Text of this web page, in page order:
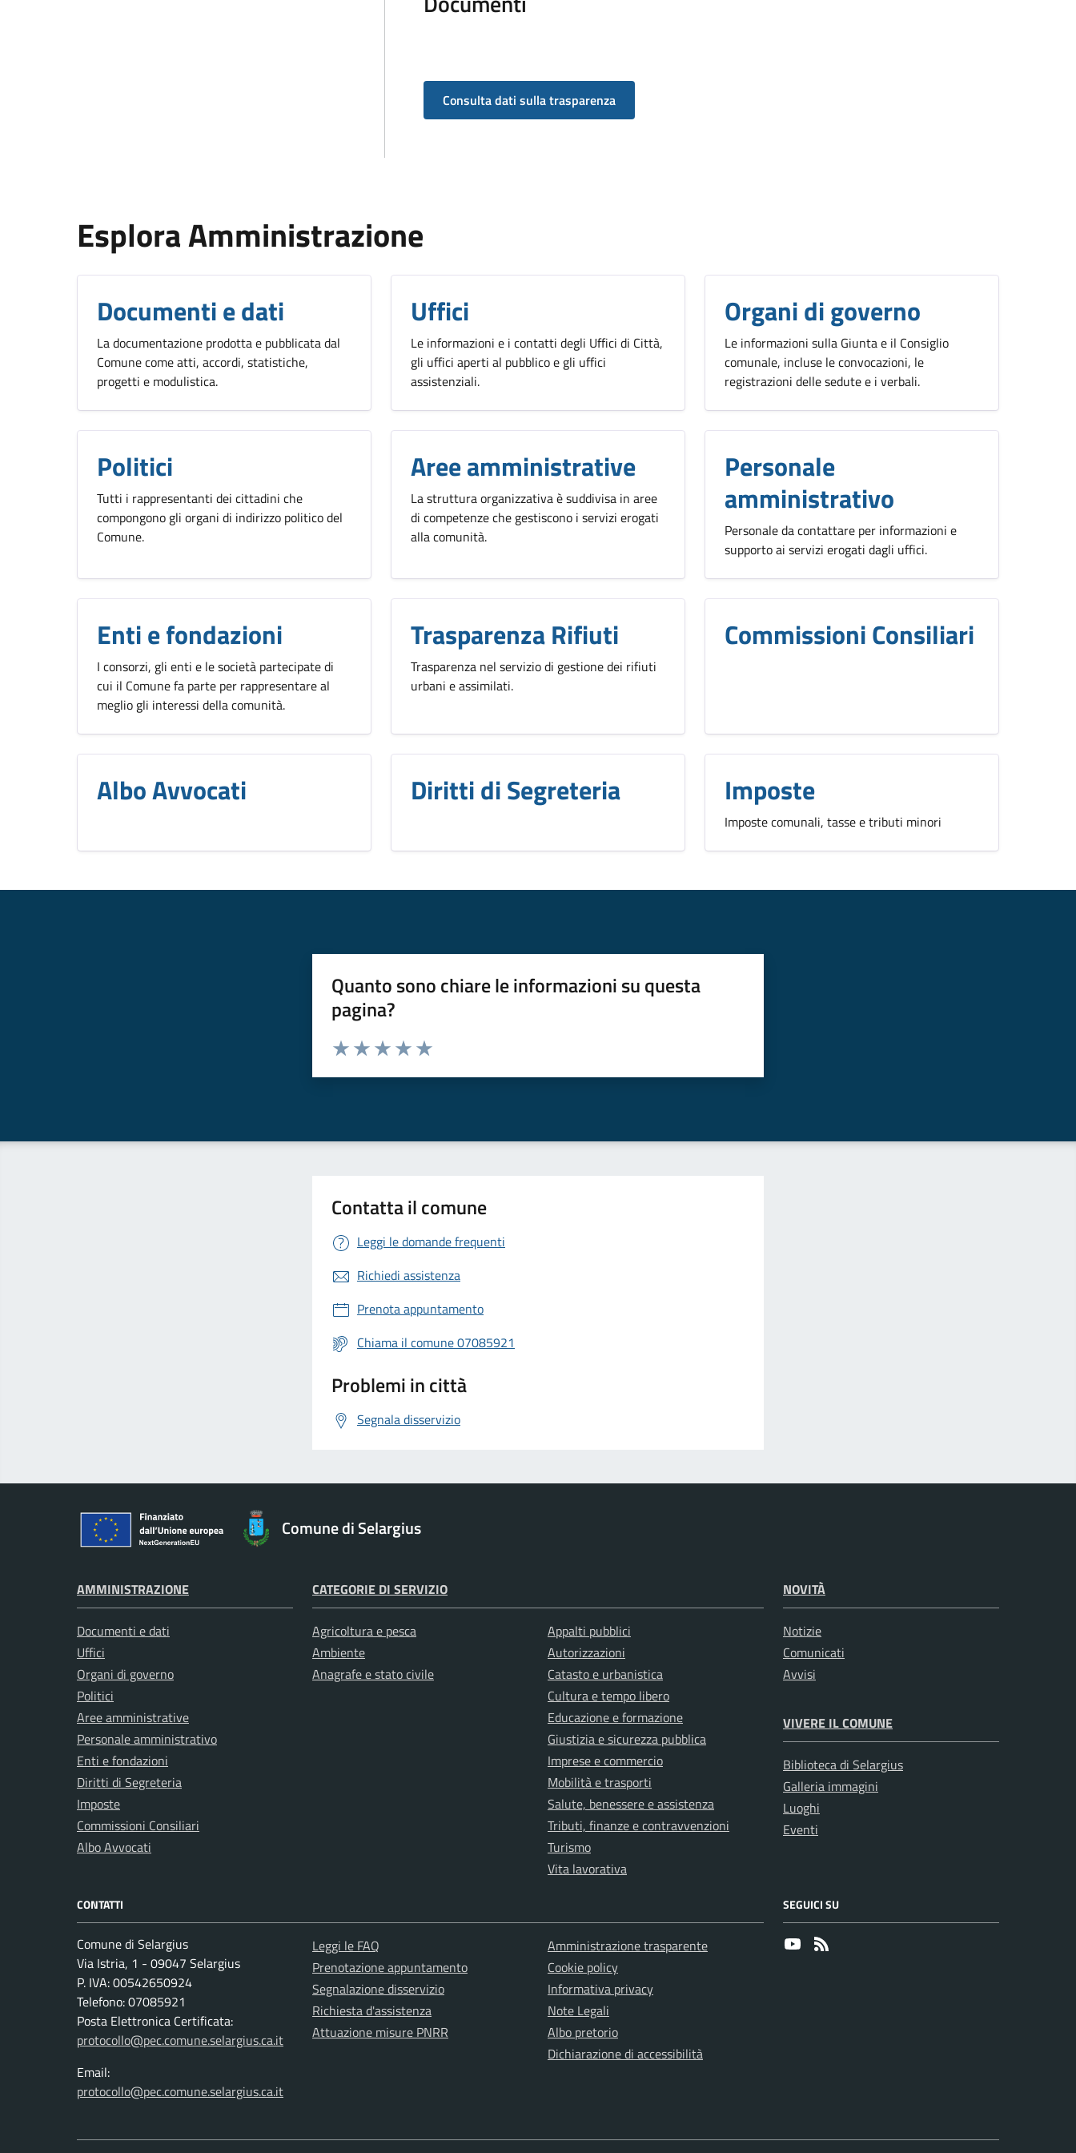
Consulta dati sulla trasparenza
Esplora Amministrazione
Documenti e dati
La documentazione prodotta e pubblicata dal
Comune come atti, accordi, statistiche,
progetti e modulistica.
Uffici
Le informazioni e i contatti degli Uffici di Città,
gli uffici aperti al pubblico e gli uffici
assistenziali.
Organi di governo
Le informazioni sulla Giunta e il Consiglio
comunale, incluse le convocazioni, le
registrazioni delle sedute e i verbali.
Politici
Tutti i rappresentanti dei cittadini che
compongono gli organi di indirizzo politico del
Comune.
Aree amministrative
La struttura organizzativa è suddivisa in aree
di competenze che gestiscono i servizi erogati
alla comunità.
Personale
amministrativo
Personale da contattare per informazioni e
supporto ai servizi erogati dagli uffici.
Enti e fondazioni
I consorzi, gli enti e le società partecipate di
cui il Comune fa parte per rappresentare al
meglio gli interessi della comunità.
Trasparenza Rifiuti
Trasparenza nel servizio di gestione dei rifiuti
urbani e assimilati.
Commissioni Consiliari
Albo Avvocati Diritti di Segreteria Imposte
Imposte comunali, tasse e tributi minori
Quanto sono chiare le informazioni su questa
pagina?
Valuta da 1 a 5 stelle la pagina
Contatta il comune
Leggi le domande frequenti
Richiedi assistenza
Prenota appuntamento
Chiama il comune 07085921
Problemi in città
Segnala disservizio
Comune di Selargius
AMMINISTRAZIONE
Documenti e dati
Uffici
Organi di governo
Politici
Aree amministrative
Personale amministrativo
Enti e fondazioni
Diritti di Segreteria
Imposte
Commissioni Consiliari
Albo Avvocati
CATEGORIE DI SERVIZIO
Agricoltura e pesca
Ambiente
Anagrafe e stato civile
Appalti pubblici
Autorizzazioni
Catasto e urbanistica
Cultura e tempo libero
Educazione e formazione
Giustizia e sicurezza pubblica
Imprese e commercio
Mobilità e trasporti
Salute, benessere e assistenza
Tributi, finanze e contravvenzioni
Turismo
Vita lavorativa
NOVITÀ
Notizie
Comunicati
Avvisi
VIVERE IL COMUNE
Biblioteca di Selargius
Galleria immagini
Luoghi
Eventi
CONTATTI
Comune di Selargius
Via Istria, 1 - 09047 Selargius
P. IVA: 00542650924
Telefono: 07085921
Posta Elettronica Certificata:
protocollo@pec.comune.selargius.ca.it
Email:
protocollo@pec.comune.selargius.ca.it
Leggi le FAQ
Prenotazione appuntamento
Segnalazione disservizio
Richiesta d'assistenza
Attuazione misure PNRR
Amministrazione trasparente
Cookie policy
Informativa privacy
Note Legali
Albo pretorio
Dichiarazione di accessibilità
SEGUICI SU
Youtube